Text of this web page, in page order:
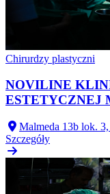
Chirurdzy plastyczni
NOVILINE
ESTETYCZNEJ
Malmeda 13b lok.
Szczegóły